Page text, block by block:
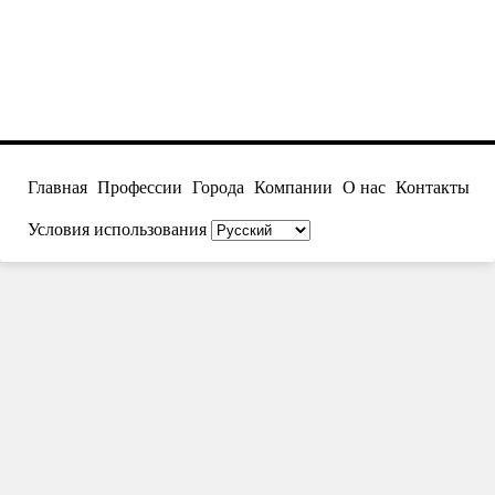
Главная Профессии Города Компании О нас Контакты
Условия использования